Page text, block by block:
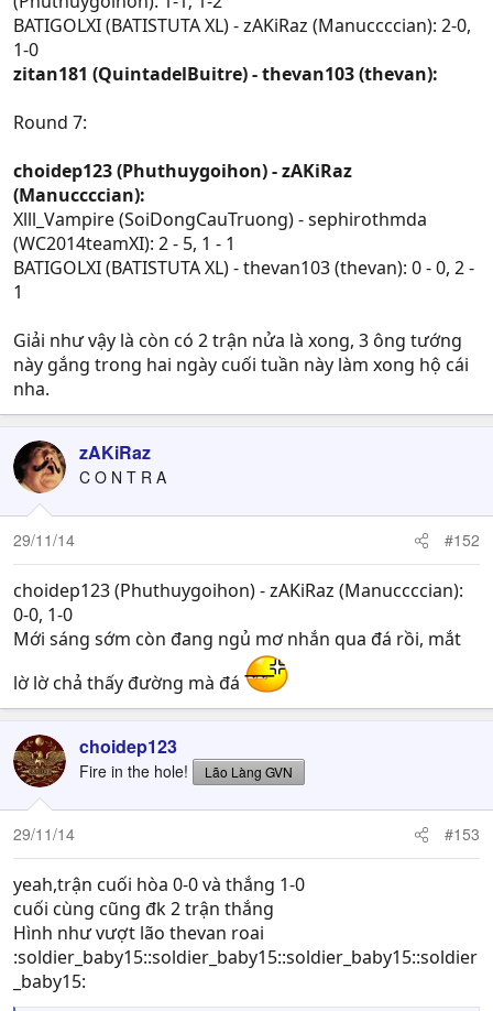
BATIGOLXI (BATISTUTA XL) - zAKiRaz (Manuccccian): 2-0,
1-0
zitan181 (QuintadelBuitre) - thevan103 (thevan):
Round 7:
choidep123 (Phuthuygoihon) - zAKiRaz
(Manuccccian):
Xlll_Vampire (SoiDongCauTruong) - sephirothmda
(WC2014teamXI): 2 - 5, 1 - 1
BATIGOLXI (BATISTUTA XL) - thevan103 (thevan): 0 - 0, 2 -
1
Giải như vậy là còn có 2 trận nửa là xong, 3 ông tướng
này gắng trong hai ngày cuối tuần này làm xong hộ cái
nha.
zAKiRaz
C O N T R A
29/11/14 #152
choidep123 (Phuthuygoihon) - zAKiRaz (Manuccccian):
0-0, 1-0
Mới sáng sớm còn đang ngủ mơ nhắn qua đá rồi, mắt
lờ lờ chả thấy đường mà đá
choidep123
Fire in the hole! Lão Làng GVN
29/11/14 #153
yeah,trận cuối hòa 0-0 và thắng 1-0
cuối cùng cũng đk 2 trận thắng
Hình như vượt lão thevan roai
:soldier_baby15::soldier_baby15::soldier_baby15::soldier
_baby15: